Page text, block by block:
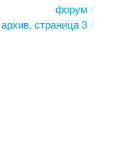
форум
архив, страница 3